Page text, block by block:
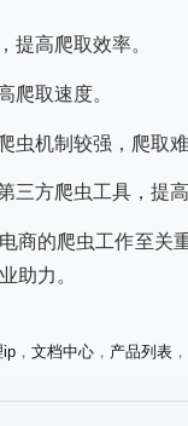
高爬取效率。
取速度。
机制较强，爬取难
方爬虫工具，提高
商的爬虫工作至
助力。
ip ， 文档中心 ， 产品列表 ，
《破解网络限制，